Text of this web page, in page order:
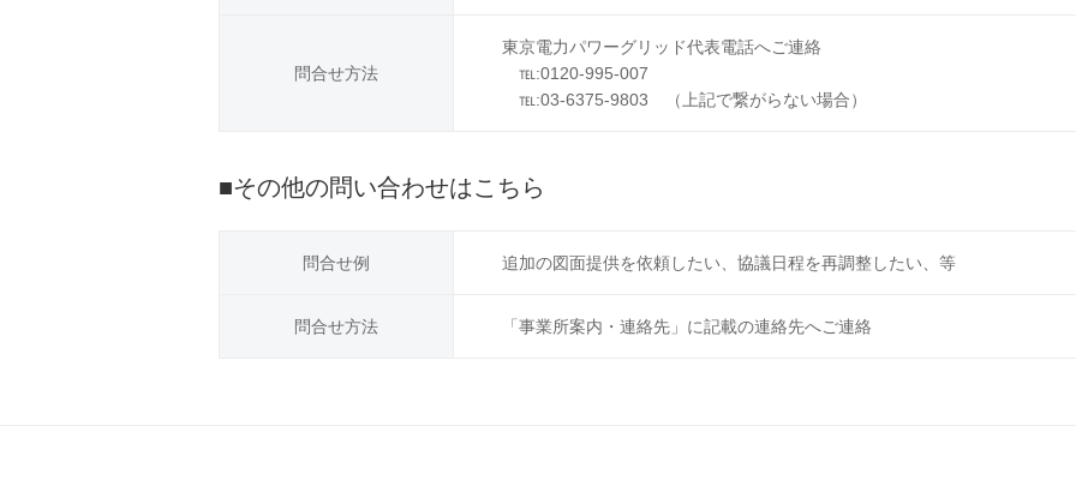
問合せ方法
東京電力パワーグリッド代表電話へご連絡
℡:0120-995-007
℡:03-6375-9803 （上記で繋がらない場合）
■その他の問い合わせはこちら
問合せ例 追加の図面提供を依頼したい、協議日程を再調整したい、等
問合せ方法 「事業所案内・連絡先」に記載の連絡先へご連絡